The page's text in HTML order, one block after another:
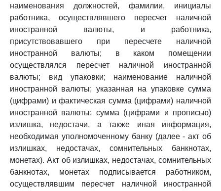
наименования должностей, фамилии, инициалы
работника, осуществлявшего пересчет наличной
иностранной валюты, и работника,
присутствовавшего при пересчете наличной
иностранной валюты; в каком помещении
осуществлялся пересчет наличной иностранной
валюты; вид упаковки; наименование наличной
иностранной валюты; указанная на упаковке сумма
(цифрами) и фактическая сумма (цифрами) наличной
иностранной валюты; сумма (цифрами и прописью)
излишка, недостачи, а также иная информация,
необходимая уполномоченному банку (далее - акт об
излишках, недостачах, сомнительных банкнотах,
монетах). Акт об излишках, недостачах, сомнительных
банкнотах, монетах подписывается работником,
осуществлявшим пересчет наличной иностранной